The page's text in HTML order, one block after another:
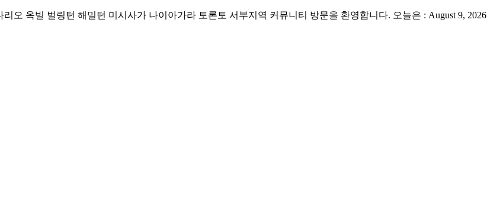
Skip
리오 옥빌 벌링턴 해밀턴 미시사가 나이아가라 토론토 서부지역 커뮤니티 방문을 환영합니다. 오늘은 : August 9, 2026